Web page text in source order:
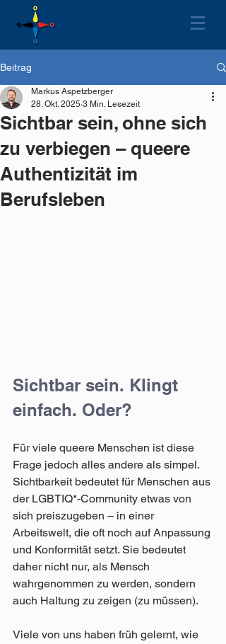
Beitrag
Sichtbar sein, ohne sich
zu verbiegen – queere
Authentizität im
Berufsleben
Markus Aspetzberger
28. Okt. 2025 3 Min. Lesezeit
Sichtbar sein. Klingt
einfach. Oder?
Für viele queere Menschen ist diese
Frage jedoch alles andere als simpel.
Sichtbarkeit bedeutet für Menschen aus
der LGBTIQ*-Community etwas von
sich preiszugeben – in einer
Arbeitswelt, die oft noch auf Anpassung
und Konformität setzt. Sie bedeutet
daher nicht nur, als Mensch
wahrgenommen zu werden, sondern
auch Haltung zu zeigen (zu müssen).
Viele von uns haben früh gelernt, wie